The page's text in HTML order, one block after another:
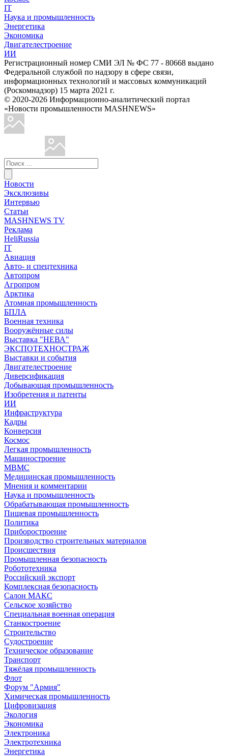
IT
Наука и промышленность
Энергетика
Экономика
Двигателестроение
ИИ
Регистрационный номер СМИ ЭЛ № ФС 77 - 80668 выдано
Федеральной службой по надзору в сфере связи,
информационных технологий и массовых коммуникаций
(Роскомнадзор) 15 марта 2021 г.
© 2020-2026 Информационно-аналитический портал
«Новости промышленности MASHNEWS»
Новости
Эксклюзивы
Интервью
Статьи
MASHNEWS TV
Реклама
HeliRussia
IT
Авиация
Авто- и спецтехника
Автопром
Агропром
Арктика
Атомная промышленность
БПЛА
Военная техника
Вооружённые силы
Выставка "НЕВА"
ЭКСПОТЕХНОСТРАЖ
Выставки и события
Двигателестроение
Диверсификация
Добывающая промышленность
Изобретения и патенты
ИИ
Инфраструктура
Кадры
Конверсия
Космос
Легкая промышленность
Машиностроение
МВМС
Медицинская промышленность
Мнения и комментарии
Наука и промышленность
Обрабатывающая промышленность
Пищевая промышленность
Политика
Приборостроение
Производство строительных материалов
Происшествия
Промышленная безопасность
Робототехника
Российский экспорт
Комплексная безопасность
Салон МАКС
Сельское хозяйство
Специальная военная операция
Станкостроение
Строительство
Судостроение
Техническое образование
Транспорт
Тяжёлая промышленность
Флот
Форум "Армия"
Химическая промышленность
Цифровизация
Экология
Экономика
Электроника
Электротехника
Энергетика